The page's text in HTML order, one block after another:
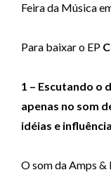
Feira da Música
Para baixar o EP
1 – Escutando o
apenas no som
idéias e
O som da Amps &